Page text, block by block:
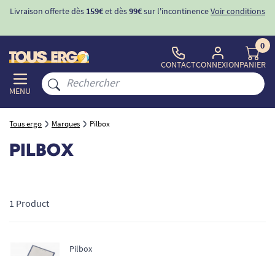
Livraison offerte dès 159€et dès99€sur l'incontinenceVoir conditions
MENU
CONTACTCONNEXION
0
PANIER
Tous ergo Marques Pilbox
PILBOX
1 Product
Pilbox